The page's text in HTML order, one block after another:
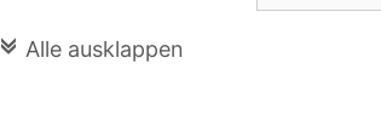
c Alle ausklappen